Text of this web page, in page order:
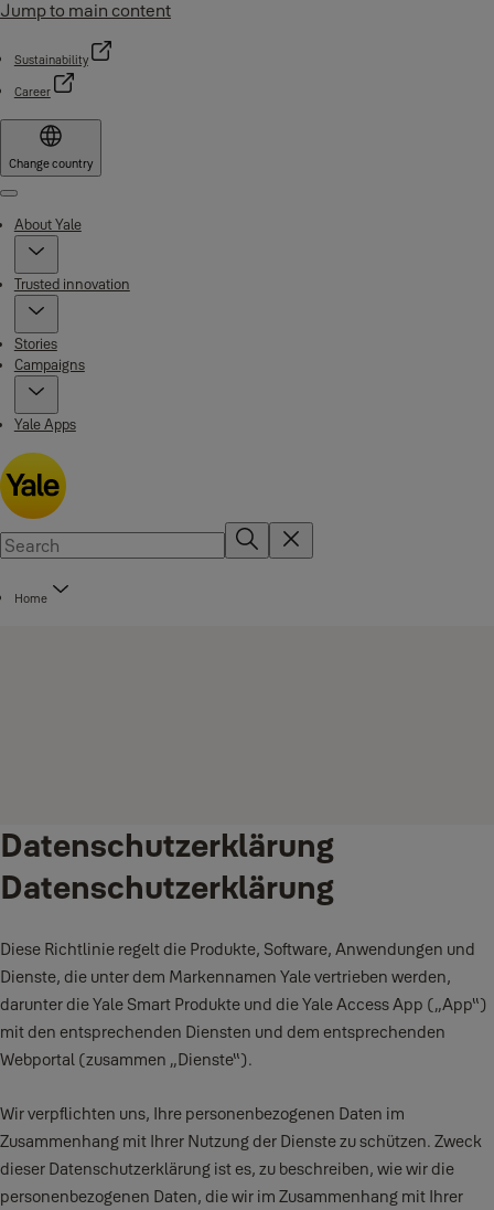
Jump to main content
Sustainability
Career
Change country
Menu
About Yale
Trusted innovation
Stories
Campaigns
Yale Apps
Home
Datenschutzerklärung
Datenschutzerklärung
Diese Richtlinie regelt die Produkte, Software, Anwendungen und
Dienste, die unter dem Markennamen Yale vertrieben werden,
darunter die Yale Smart Produkte und die Yale Access App („App“)
mit den entsprechenden Diensten und dem entsprechenden
Webportal (zusammen „Dienste“).
Wir verpflichten uns, Ihre personenbezogenen Daten im
Zusammenhang mit Ihrer Nutzung der Dienste zu schützen. Zweck
dieser Datenschutzerklärung ist es, zu beschreiben, wie wir die
personenbezogenen Daten, die wir im Zusammenhang mit Ihrer